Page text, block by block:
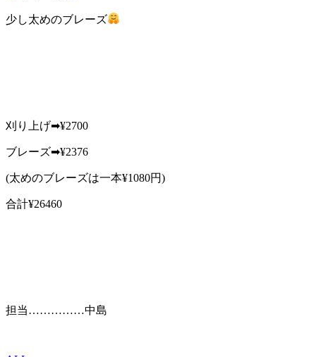
少し太めのブレーズ
刈り上げ➡︎¥2700
ブレーズ➡︎¥2376
(太めのブレーズは一本¥1080円)
合計¥26460
担当……………中島